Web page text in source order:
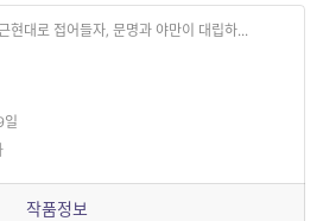
현대로 접어들자, 문명과 야만이 대립하...
작품정보